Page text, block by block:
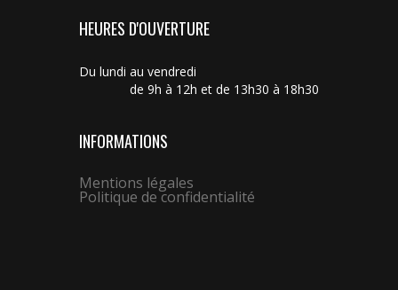
HEURES D'OUVERTURE
Du lundi au vendredi
de 9h à 12h et de 13h30 à 18h30
INFORMATIONS
Mentions légales
Politique de confidentialité